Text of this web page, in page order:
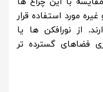
مورد استفاده قرار
از نورافکن ها یا
فضاهای گسترده تر